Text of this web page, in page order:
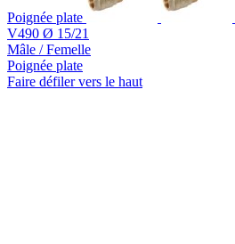
Poignée plate
V490 Ø 15/21
Mâle / Femelle
Poignée plate
Faire défiler vers le haut